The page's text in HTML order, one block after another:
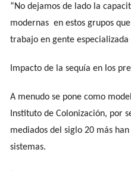
“No dejamos de lado la
modernas en estos grupos
trabajo en gente
Impacto de la sequía en los
A menudo se pone como
Instituto de Colonización, por
mediados del siglo 20 más
sistemas.